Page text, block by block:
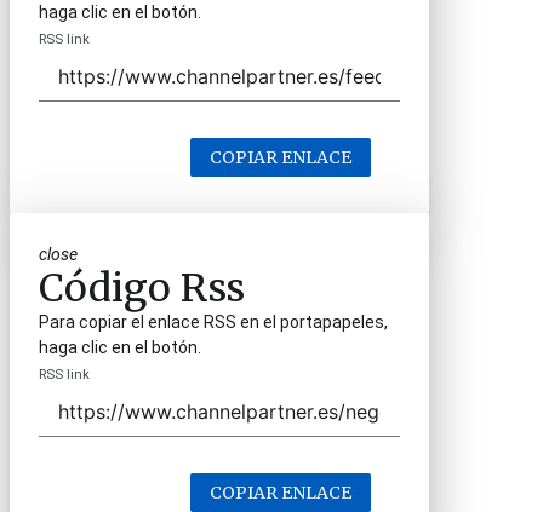
haga clic en el botón.
RSS link
COPIAR ENLACE
close
Código Rss
Para copiar el enlace RSS en el portapapeles,
haga clic en el botón.
RSS link
COPIAR ENLACE